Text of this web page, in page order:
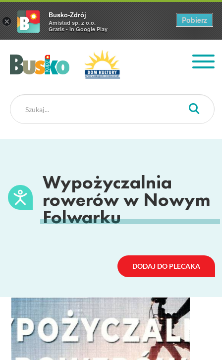
Busko Zdrój
Wypożyczalnia
rowerów w Nowym
Folwarku
DODAJ DO PLECAKA
×
Busko-Zdrój
Amistad sp. z o.o.
Gratis - In Google Play
Pobierz